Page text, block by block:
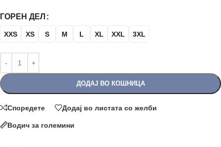
ГОРЕН ДЕЛ
XXS XS S M L XL XXL 3XL
ДОДАЈ ВО КОШНИЦА
Споредете Додај во листата со желби
Водич за големини